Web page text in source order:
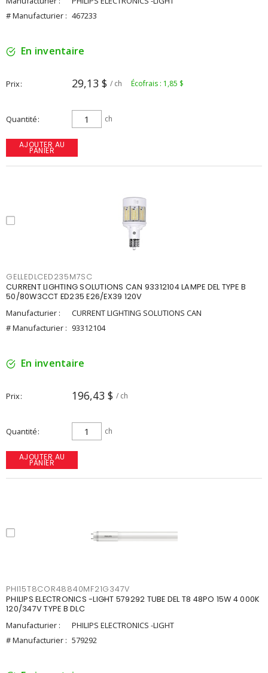
# Manufacturier : 467233
En inventaire
Prix 29,13 $ / ch Écofrais : 1,85 $
Quantité ch
AJOUTER AU
PANIER
GELLEDLCED235M7SC
CURRENT LIGHTING SOLUTIONS CAN 93312104 LAMPE DEL TYPE B
50/80W3CCT ED235 E26/EX39 120V
Manufacturier :
CURRENT LIGHTING SOLUTIONS CAN
# Manufacturier : 93312104
En inventaire
Prix 196,43 $ / ch
Quantité ch
AJOUTER AU
PANIER
PHI15T8COR48840MF21G347V
PHILIPS ELECTRONICS -LIGHT 579292 TUBE DEL T8 48PO 15W 4 000K
120/347V TYPE B DLC
Manufacturier :
PHILIPS ELECTRONICS -LIGHT
# Manufacturier : 579292